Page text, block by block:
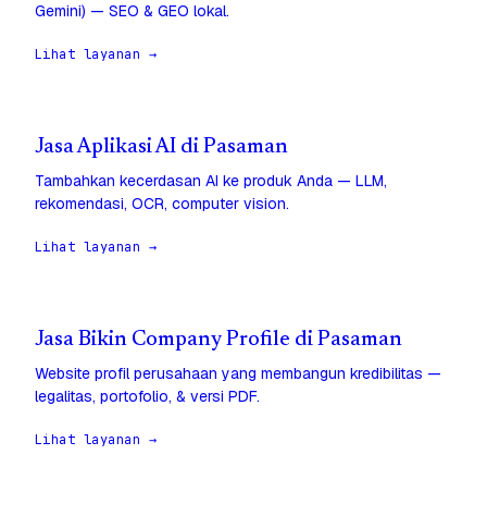
Gemini) — SEO & GEO lokal.
Lihat layanan →
Jasa Aplikasi AI di Pasaman
Tambahkan kecerdasan AI ke produk Anda — LLM,
rekomendasi, OCR, computer vision.
Lihat layanan →
Jasa Bikin Company Profile di Pasaman
Website profil perusahaan yang membangun kredibilitas —
legalitas, portofolio, & versi PDF.
Lihat layanan →